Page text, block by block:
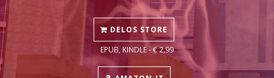
DELOS STORE
EPUB, KINDLE - € 2,99